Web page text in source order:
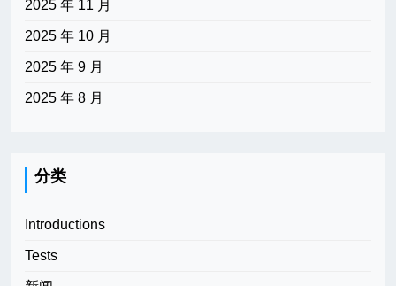
2025 年 11 月
2025 年 10 月
2025 年 9 月
2025 年 8 月
分类
Introductions
Tests